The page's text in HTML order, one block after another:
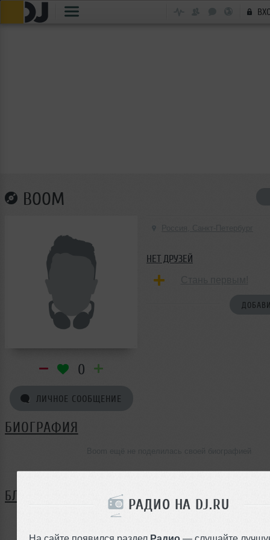
РАДИО НА DJ.RU
На сайте появился раздел Радио — слушайте
BOOM
0
ЛИЧНОЕ СООБЩЕНИЕ
НЕТ ДРУЗЕЙ
БИОГРАФИЯ
БЛОГ